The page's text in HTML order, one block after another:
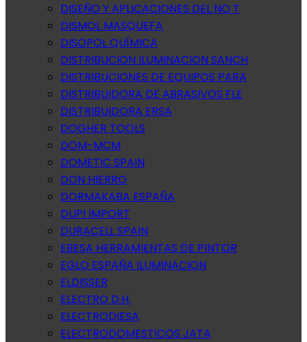
DISEÑO Y APLICACIONES DEL NO T
DISMOL MASQUEFA
DISOPOL QUÍMICA
DISTRIBUCION ILUMINACION SANCH
DISTRIBUCIONES DE EQUIPOS PARA
DISTRIBUIDORA DE ABRASIVOS FLE
DISTRIBUIDORA ERSA
DOGHER TOOLS
DOM-MCM
DOMETIC SPAIN
DON HIERRO
DORMAKABA ESPAÑA
DUPI IMPORT
DURACELL SPAIN
EBESA HERRAMIENTAS DE PINTOR
EGLO ESPAÑA ILUMINACION
ELDISSER
ELECTRO D.H.
ELECTRODIESA
ELECTRODOMESTICOS JATA